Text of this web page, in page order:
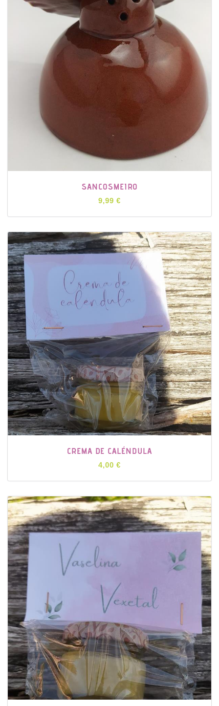
SANCOSMEIRO
9,99 €
CREMA DE CALÉNDULA
4,00 €